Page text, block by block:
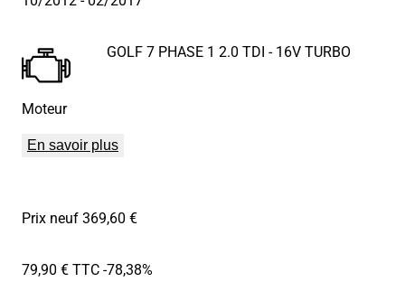
Moteur
GOLF 7 PHASE 1 2.0 TDI - 16V TURBO
En savoir plus
Prix neuf 369,60 €
79,90 € TTC-78,38%